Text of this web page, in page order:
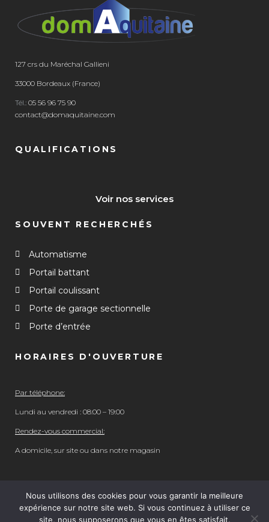
127 crs du Maréchal Gallieni
33000 Bordeaux (France)
Tél.: 05 56 96 75 90
contact@domaquitaine.com
QUALIFICATIONS
Voir nos services
SOUVENT RECHERCHÉS
Automatisme
Portail battant
Portail coulissant
Porte de garage sectionnelle
Porte d’entrée
HORAIRES D'OUVERTURE
Par téléphone:
Lundi au vendredi : 08:00 – 19:00
Rendez-vous commercial:
A domicile, sur site ou dans notre magasin
© 2023 Domaquitaine. tous droits réservés. | Réalisation
Nous utilisons des cookies pour vous garantir la meilleure
expérience sur notre site web. Si vous continuez à utiliser ce
site, nous supposerons que vous en êtes satisfait.